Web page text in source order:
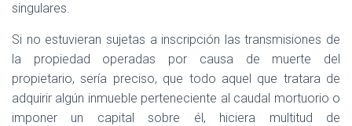
singulares.
Si no estuvieran sujetas a inscripción las transmisiones de
la propiedad operadas por causa de muerte del
propietario, sería preciso, que todo aquel que tratara de
adquirir algún inmueble perteneciente al caudal mortuorio o
imponer un capital sobre él, hiciera multitud de